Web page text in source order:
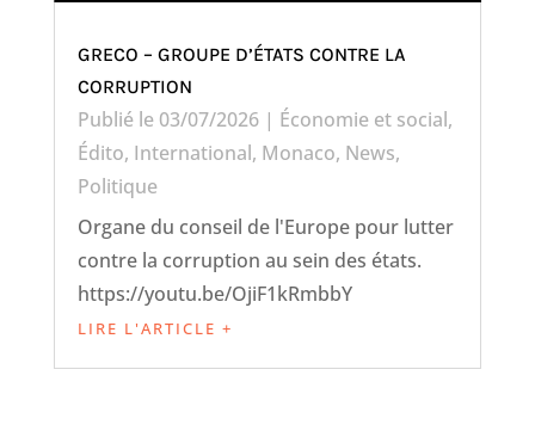
GRECO – GROUPE D’ÉTATS CONTRE LA
CORRUPTION
Publié le 03/07/2026| Économie et social,
Édito, International, Monaco, News,
Politique
Organe du conseil de l'Europe pour lutter
contre la corruption au sein des états.
https://youtu.be/OjiF1kRmbbY
LIRE L'ARTICLE +